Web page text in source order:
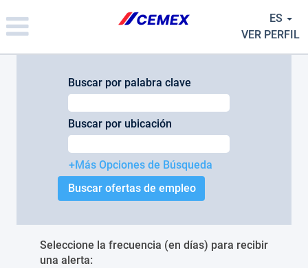
note:
This
ES
VER PERFIL
Buscar por palabra clave
Buscar por ubicación
+Más Opciones de Búsqueda
Seleccione la frecuencia (en días) para recibir
una alerta: